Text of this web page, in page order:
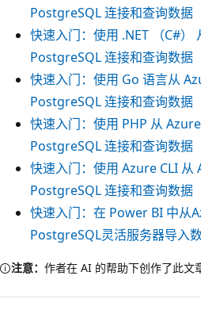
PostgreSQL 连接和查询数据
快速入门：使用 .NET （C#
PostgreSQL 连接和查询数据
快速入门：使用 Go 语言从
PostgreSQL 连接和查询数据
快速入门：使用 PHP 从
PostgreSQL 连接和查询数据
快速入门：使用 Azure CLI
PostgreSQL 连接和查询数据
快速入门：在 Power BI 中从
PostgreSQL灵活服务器导入
注意： 作者在 AI 的帮助下创作了此文